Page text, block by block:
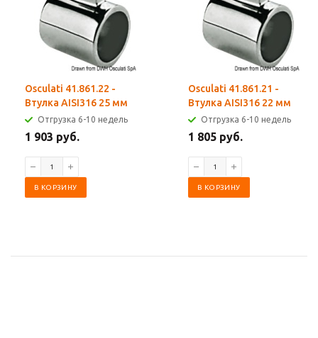
Osculati 41.861.22 -
Втулка AISI316 25 мм
Отгрузка 6-10 недель
1 903 руб.
В КОРЗИНУ
Osculati 41.861.21 -
Втулка AISI316 22 мм
Отгрузка 6-10 недель
1 805 руб.
В КОРЗИНУ